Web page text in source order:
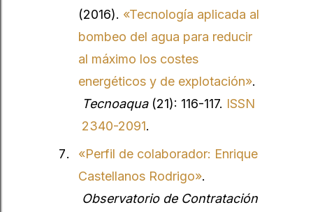
(2016). «Tecnología aplicada al
bombeo del agua para reducir
al máximo los costes
energéticos y de explotación».
Tecnoaqua (21): 116-117. ISSN
2340-2091.
«Perfil de colaborador: Enrique
Castellanos Rodrigo».
Observatorio de Contratación